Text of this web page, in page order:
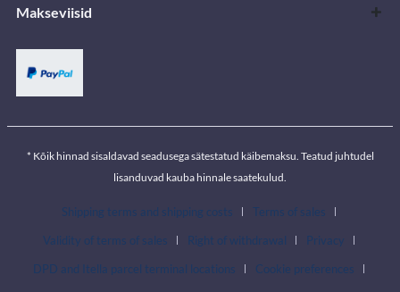
Makseviisid
* Kõik hinnad sisaldavad seadusega sätestatud käibemaksu. Teatud juhtudel
lisanduvad kauba hinnale saatekulud.
Shipping terms and shipping costs
Terms of sales
Validity of terms of sales
Right of withdrawal
Privacy
DPD and Itella parcel terminal locations
Cookie preferences